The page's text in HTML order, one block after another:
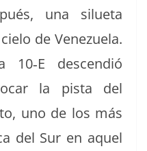
una silue­ta
de Venezuela.
10‑E descendió
la pista del
uno de los más
del Sur en aquel